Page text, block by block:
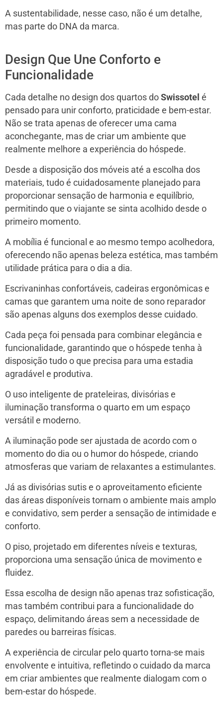
A sustentabilidade, nesse caso, não é um detalhe,
mas parte do DNA da marca.
Design Que Une Conforto e
Funcionalidade
Cada detalhe no design dos quartos do Swissotel é
pensado para unir conforto, praticidade e bem-estar.
Não se trata apenas de oferecer uma cama
aconchegante, mas de criar um ambiente que
realmente melhore a experiência do hóspede.
Desde a disposição dos móveis até a escolha dos
materiais, tudo é cuidadosamente planejado para
proporcionar sensação de harmonia e equilíbrio,
permitindo que o viajante se sinta acolhido desde o
primeiro momento.
A mobília é funcional e ao mesmo tempo acolhedora,
oferecendo não apenas beleza estética, mas também
utilidade prática para o dia a dia.
Escrivaninhas confortáveis, cadeiras ergonômicas e
camas que garantem uma noite de sono reparador
são apenas alguns dos exemplos desse cuidado.
Cada peça foi pensada para combinar elegância e
funcionalidade, garantindo que o hóspede tenha à
disposição tudo o que precisa para uma estadia
agradável e produtiva.
O uso inteligente de prateleiras, divisórias e
iluminação transforma o quarto em um espaço
versátil e moderno.
A iluminação pode ser ajustada de acordo com o
momento do dia ou o humor do hóspede, criando
atmosferas que variam de relaxantes a estimulantes.
Já as divisórias sutis e o aproveitamento eficiente
das áreas disponíveis tornam o ambiente mais amplo
e convidativo, sem perder a sensação de intimidade e
conforto.
O piso, projetado em diferentes níveis e texturas,
proporciona uma sensação única de movimento e
fluidez.
Essa escolha de design não apenas traz sofisticação,
mas também contribui para a funcionalidade do
espaço, delimitando áreas sem a necessidade de
paredes ou barreiras físicas.
A experiência de circular pelo quarto torna-se mais
envolvente e intuitiva, refletindo o cuidado da marca
em criar ambientes que realmente dialogam com o
bem-estar do hóspede.